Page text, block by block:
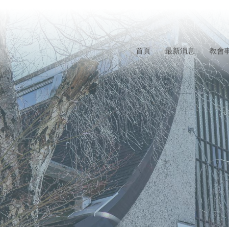
首頁 最新消息 教會